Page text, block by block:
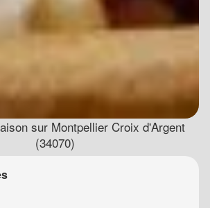
sur Montpellier Croix d'Argent
(34070)